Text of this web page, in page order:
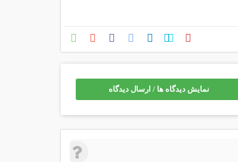
نمایش دیدگاه ها / ارسال دیدگاه